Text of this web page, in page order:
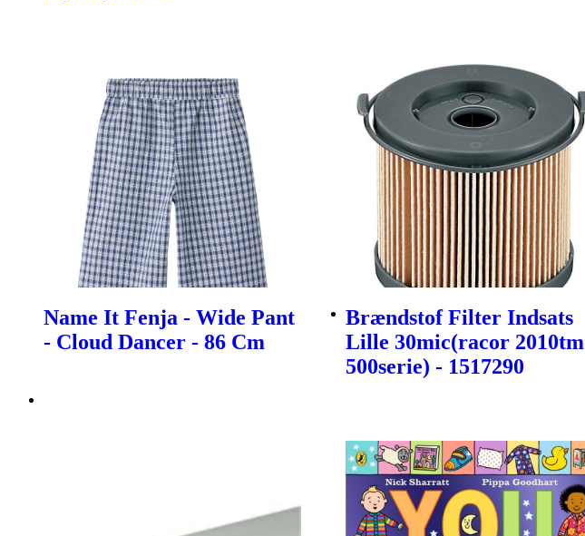
Name It Fenja - Wide Pant
- Cloud Dancer - 86 Cm
Brændstof Filter Indsats
Lille 30mic(racor 2010tm
500serie) - 1517290